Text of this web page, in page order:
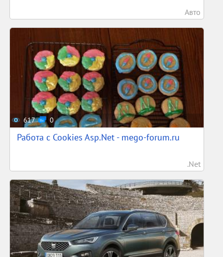
Авто
617 0
Работа с Cookies Asp.Net - mego-forum.ru
.Net